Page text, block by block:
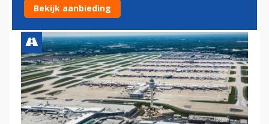
2018
Bekijk aanbieding